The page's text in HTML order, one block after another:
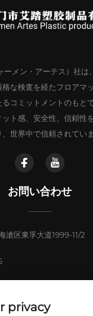
ーメン・アーテス）社は
な検査を経たフロアマ
コミットメントのもと
ット感、安全性、信頼性
世界中で信頼されていま
お問い合わせ
滄区東孚大道1999-11/2
privacy